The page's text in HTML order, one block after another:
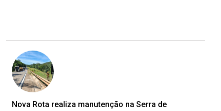
Nova Rota realiza manutenção na Serra de